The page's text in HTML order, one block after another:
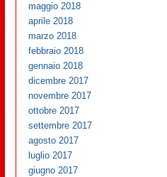
maggio 2018
aprile 2018
marzo 2018
febbraio 2018
gennaio 2018
dicembre 2017
novembre 2017
ottobre 2017
settembre 2017
agosto 2017
luglio 2017
giugno 2017